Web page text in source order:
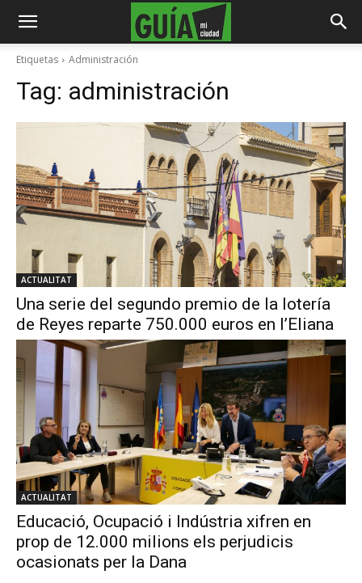
Etiquetas Administración
Tag: administración
ACTUALITAT
Una serie del segundo premio de la lotería
de Reyes reparte 750.000 euros en l’Eliana
ACTUALITAT
Educació, Ocupació i Indústria xifren en
prop de 12.000 milions els perjudicis
ocasionats per la Dana